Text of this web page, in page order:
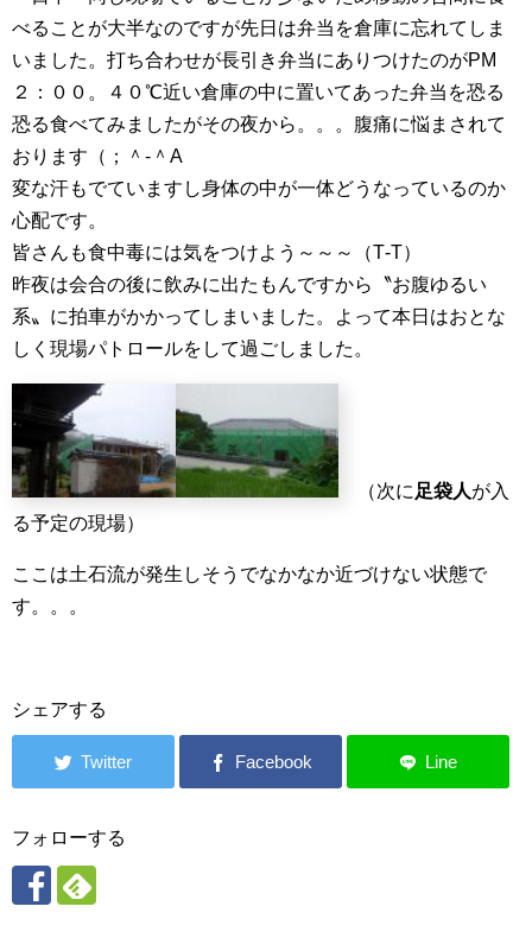
べることが大半なのですが先日は弁当を倉庫に忘れてしま
いました。打ち合わせが長引き弁当にありつけたのがPM
２：００。４０℃近い倉庫の中に置いてあった弁当を恐る
恐る食べてみましたがその夜から。。。腹痛に悩まされて
おります（；＾-＾A
変な汗もでていますし身体の中が一体どうなっているのか
心配です。
皆さんも食中毒には気をつけよう～～～（T‐T）
昨夜は会合の後に飲みに出たもんですから〝お腹ゆるい
系〟に拍車がかかってしまいました。よって本日はおとな
しく現場パトロールをして過ごしました。
（次に 足袋人が入
る予定の現場）
ここは土石流が発生しそうでなかなか近づけない状態で
す。。。
シェアする
フォローする